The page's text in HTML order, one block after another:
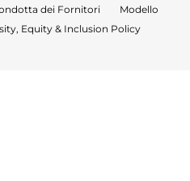
dei Fornitori
Modello
Equity & Inclusion Policy